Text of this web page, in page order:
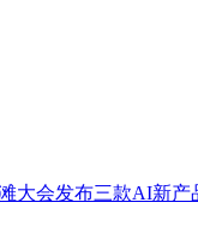
大会发布三款AI新产